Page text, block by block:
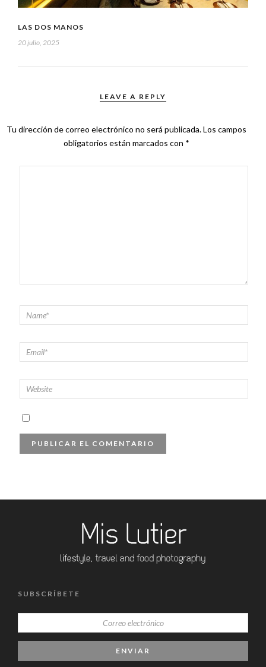
LAS DOS MANOS
20 julio, 2025
LEAVE A REPLY
Tu dirección de correo electrónico no será publicada.Los campos
obligatorios están marcados con *
SUBSCRÍBETE